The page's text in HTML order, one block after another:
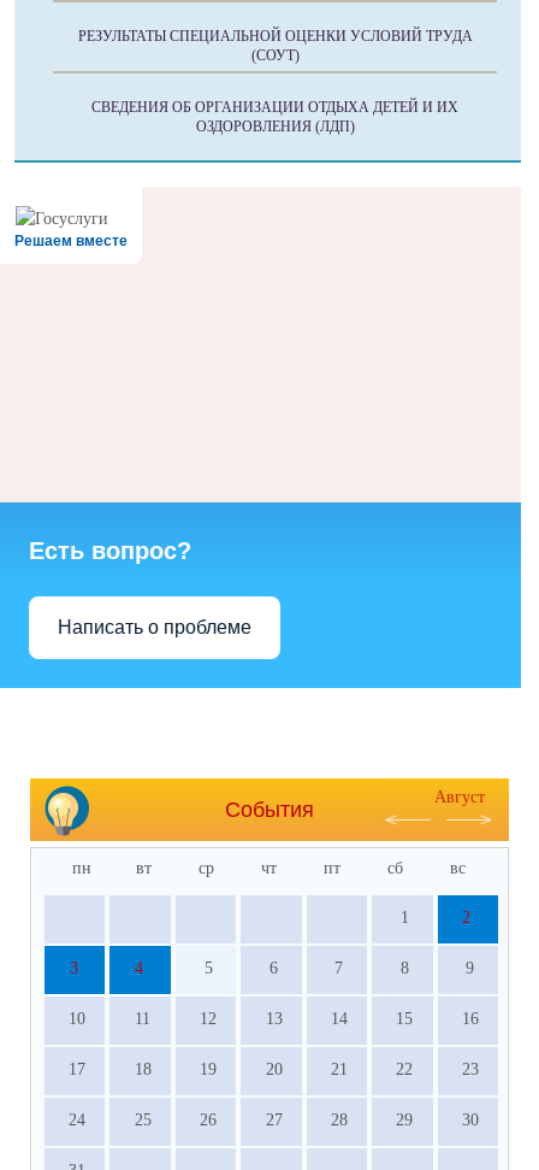
РЕЗУЛЬТАТЫ СПЕЦИАЛЬНОЙ ОЦЕНКИ УСЛОВИЙ ТРУДА
(СОУТ)
СВЕДЕНИЯ ОБ ОРГАНИЗАЦИИ ОТДЫХА ДЕТЕЙ И ИХ
ОЗДОРОВЛЕНИЯ (ЛДП)
Решаем вместе
Есть вопрос?
Написать о проблеме
События
Август
пн вт ср чт пт сб вс
1 2
3 4 5 6 7 8 9
10 11 12 13 14 15 16
17 18 19 20 21 22 23
24 25 26 27 28 29 30